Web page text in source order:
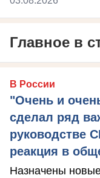
Главное в
В России
"Очень и
сделал ряд
руководстве
реакция в
Назначены